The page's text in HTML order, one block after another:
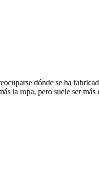
dónde se ha
la ropa, pero suele ser